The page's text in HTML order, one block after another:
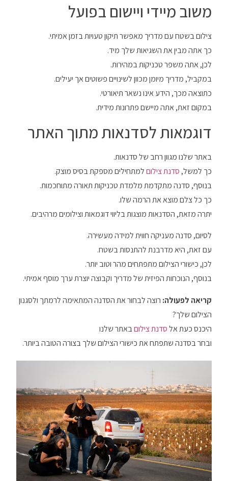
משוב מיידי ויישום בפועל
צילום בשטח עם מדריך מאפשר תיקון טעויות בזמן אמיתי.
כך אתה מבין את השגיאות שלך מיד.
לכן, אתה משפר טכניקות במהירות.
במקביל, מדריך מיומן מכוון לשינויים פשוטים אך יעילים.
כתוצאה מכך, הידע אינו נשאר תיאורטי.
במקום זאת, אתה מיישם פתרונות מידית.
דוגמאות לסדנאות מתוך האתר
באתר שלנו מגוון רחב של סדנאות.
כך למשל, סדנת צילוםלמתחילים מספקת בסיס מוצק.
בנוסף, סדנה מתקדמת מלמדת טכניקות תאורה מתוחכמות.
כך כל צלם מוצא את הרמה שלו.
יתרה מזאת, הסדנאות מוצגות בליווי דוגמאות וצילומים מרהיבים.
לסיום, סדנה מעניקה חווית למידה מעשירה.
עם זאת, היא מדרבנת להתנסות בשטח.
לכן, כישורי הצילום מתפתחים מהר וטוב יותר.
בנוסף, הנוכחות הפיזית של מדריך וקבוצה יוצרת ערך מוסף אמיתי.
קריאה לפעולה: רוצה לבחור את הסדנה המתאימה לרמתך ולסגנון
הצילום שלך?
היכנס כעת אלסדנת צילוםבאתר שלנו
ובחר בסדנה שתפתח את כישורי הצילום שלך בצורה הטובה ביותר.